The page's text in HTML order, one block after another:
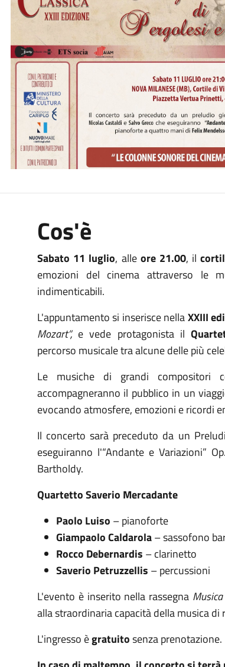
Cos'è
Sabato 11 luglio, alleore 21.00, il
emozioni del cinema attraverso le
indimenticabili.
L'appuntamento si inserisce nellaXXIII
Mozart”,e vede protagonista il
percorso musicale tra alcune delle più
Le musiche di grandi compositori
accompagneranno il pubblico in un
evocando atmosfere, emozioni e ricordi
Il concerto sarà preceduto da un
eseguiranno l'“Andante e Variazioni”
Bartholdy.
Quartetto Saverio Mercadante
Paolo Luiso – pianoforte
Giampaolo Caldarola– sassofono
Rocco Debernardis – clarinetto
Saverio Petruzzellis – percussioni
L'evento è inserito nella rassegna
alla straordinaria capacità della musica
L'ingresso ègratuitosenza prenotazione.